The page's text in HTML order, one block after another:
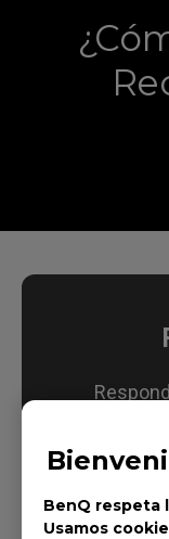
BenQ respeta
Usamos